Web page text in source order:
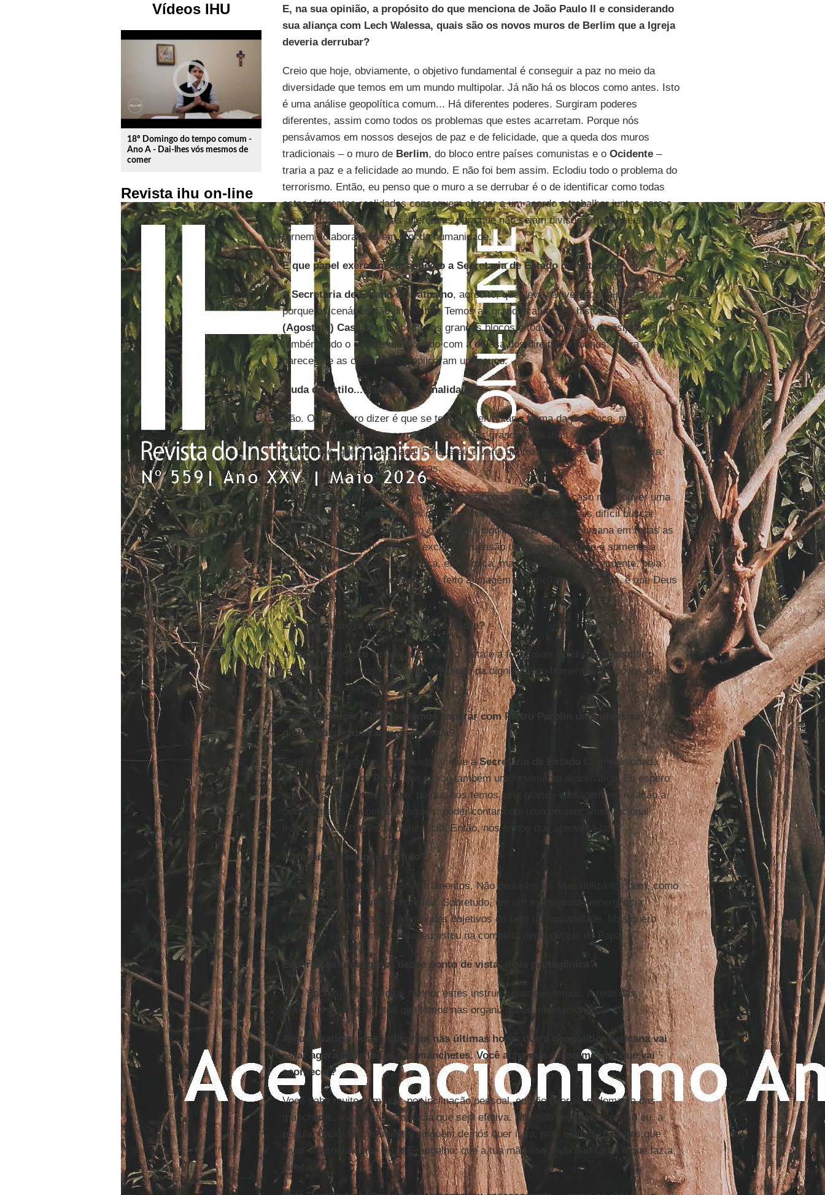
Vídeos IHU
play_circle_outline
18º Domingo do tempo comum -
Ano A - Dai-lhes vós mesmos de
comer
Revista ihu on-line
E, na sua opinião, a propósito do que menciona de João Paulo II e considerando
sua aliança com Lech Walessa, quais são os novos muros de Berlim que a Igreja
deveria derrubar?
Creio que hoje, obviamente, o objetivo fundamental é conseguir a paz no meio da
diversidade que temos em um mundo multipolar. Já não há os blocos como antes. Isto
é uma análise geopolítica comum... Há diferentes poderes. Surgiram poderes
diferentes, assim como todos os problemas que estes acarretam. Porque nós
pensávamos em nossos desejos de paz e de felicidade, que a queda dos muros
tradicionais – o muro de Berlim, do bloco entre países comunistas e o Ocidente–
traria a paz e a felicidade ao mundo. E não foi bem assim. Eclodiu todo o problema do
terrorismo. Então, eu penso que o muro a se derrubar é o de identificar como todas
estas diferentes realidades conseguem chegar a um acordo e trabalhar juntos para o
bem de todos. Assumir as diferenças para que não sejam divisões, mas que se
tornem colaborações em prol da humanidade.
E que papel exerce neste aspecto a Secretaria de Estado do Vaticano?
ASecretaria de Estado do Vaticano, acredito, que deve reinventar sua presença;
porque os cenários são diferentes. Temos as grandes atuações históricas do cardeal
(Agostino) Casarolina época dos grandes blocos e todo a questão daöstpolitik, mas
também tudo o que se relacionado com a defesa dos direitos humanos. Agora me
parece que as coisas se complicaram um pouco.
Muda de estilo... Também de finalidade?
Não. O que quero dizer é que se tem que reiventar a forma da presença, mas o
objetivo permanece o mesmo. E falando dos grandes desafios, superando este
relativismo, que é uma praga! Porque eu o veria dentro do discurso que lhe estava
fazendo: de compor as diferenças.
Caso não houver um terreno comum que se pode pisar, isto é, caso não houver uma
verdade objetiva na qual todos nos reconhecemos, será muito mais difícil buscar
pontos comuns. E este terreno comum é a dignidade da pessoa humana em todas as
suas dimensões, onde não se exclui a dimensão transcendente; não é somente a
dimensão pessoal, social, política, econômica, mas também a transcendente, pela
qual se reconhece que o homem é feito à imagem e semelhança de Deus, e que Deus
é sua fonte.
É dessa maneira que o vê o Santo Padre?
OPapa Franciscoinsistiu muito nisso: esta é a fonte mais sólida para garantir o
respeito dos direitos humanos, o respeito da dignidade do homem e dos povos em
uma convivência pacífica.
E para alcançar a paz, podemos esperar com Pietro Parolin uma ofensiva
diplomática mundial mais incisiva?
Esta é uma pergunta complicada. Vi que aSecretaria de Estado
foi impulsionada
pelas iniciativas do
Papa , que tomou também um movimento diplomático. Eu espero
que possamos retomar isso, porque nós temos esta grande vantagem em relação a
outras Igrejas e a outras religiões: poder contar com uma presença institucional
internacional através da diplomacia. Então, nós temos que aproveitá-la!
Aproveitá-la em que sentido?
No sentido de utilizar estes instrumentos. Não deixá-los aí. Mas utilizá-los bem, como
a diplomacia vaticana sempre fez. Sobretudo, em um momento de emergência.
Utilizá-los para alcançar os grandes objetivos do bem da humanidade. Mas quero
sublinhar, especialmente, que eu estou na completa dependência do Papa.
Esperamos uma Igreja, desse ponto de vista, mais protagônica?
Sim. Sobretudo, aproveitar melhor estes instrumentos que temos. A rede das
Nunciaturas, os contatos que temos nas organizações internacionais...
Alguns vaticanistas indicaram nas últimas horas que a geopolítica vaticana vai
estar agora mais longe das manchetes. Você acha que é isso mesmo que vai
acontecer?
Você sabe muito bem que, por inclinação pessoal, eu não quero a diplomacia das
manchetes, mas uma diplomacia que seja efetiva. Nós não buscamos, penso eu, a
popularidade. Sinceramente, ninguém de nós quer isso, mas o efeito. E temos que
levar em conta o que diz o Evangelho: que a tua mão esquerda não saiba o que faz a
direita.